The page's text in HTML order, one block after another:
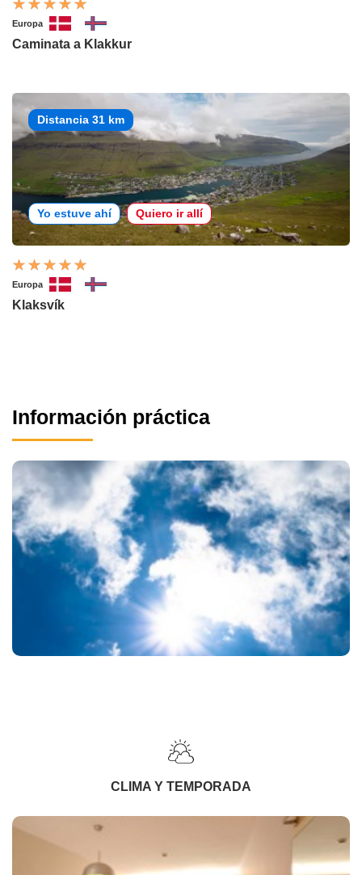
Europa
Caminata a Klakkur
Distancia 31 km
Yo estuve ahí Quiero ir allí
Europa
Klaksvík
Información práctica
CLIMA Y TEMPORADA